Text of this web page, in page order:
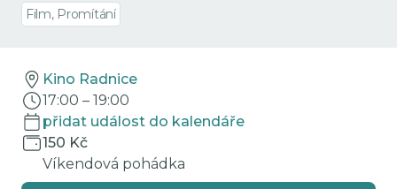
Film, Promítání
Kino Radnice
17:00 – 19:00
přidat událost do kalendáře
150 Kč
Víkendová pohádka